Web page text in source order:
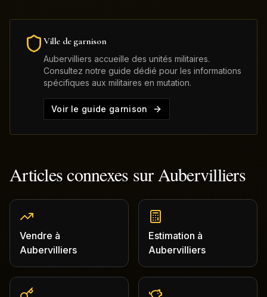
Ville de garnison
Aubervilliers accueille des unités militaires.
Consultez notre guide dédié pour les informations
spécifiques aux militaires en mutation.
Voir le guide garnison
Articles connexes surAubervilliers
Vendre à
Aubervilliers
Estimation à
Aubervilliers